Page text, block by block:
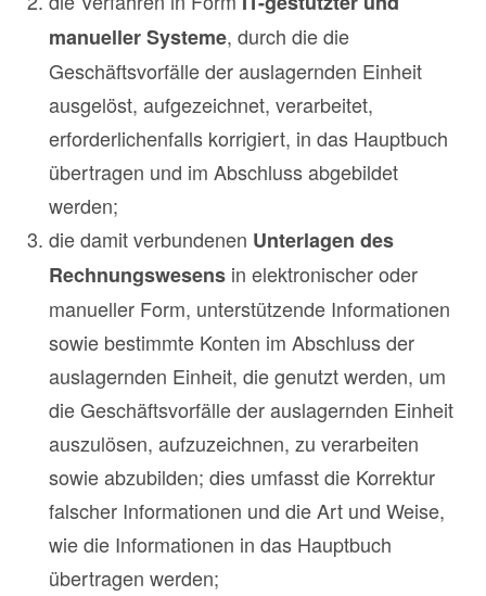
manueller Systeme, durch die die
Geschäftsvorfälle der auslagernden Einheit
ausgelöst, aufgezeichnet, verarbeitet,
erforderlichenfalls korrigiert, in das Hauptbuch
übertragen und im Abschluss abgebildet
werden;
die damit verbundenen Unterlagen des
Rechnungswesens in elektronischer oder
manueller Form, unterstützende Informationen
sowie bestimmte Konten im Abschluss der
auslagernden Einheit, die genutzt werden, um
die Geschäftsvorfälle der auslagernden Einheit
auszulösen, aufzuzeichnen, zu verarbeiten
sowie abzubilden; dies umfasst die Korrektur
falscher Informationen und die Art und Weise,
wie die Informationen in das Hauptbuch
übertragen werden;